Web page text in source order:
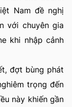
Nam đề nghị
với chuyên gia
khi nhập cảnh
đợt bùng phát
trọng đến
này khiến gần